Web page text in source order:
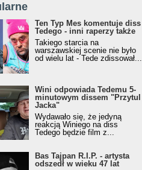
Ten Typ Mes komentuje diss
Tedego - inni raperzy także
Takiego starcia na
warszawskiej scenie nie było
od wielu lat - Tede zdissował...
Wini odpowiada Tedemu 5-
minutowym dissem "Przytul
Jacka"
Wydawało się, że jedyną
reakcją Winiego na diss
Tedego będzie film z...
Bas Tajpan R.I.P. - artysta
odszedł w wieku 47 lat